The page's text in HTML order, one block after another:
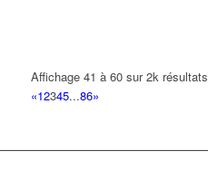
Affichage 41 à 60 sur 2k résultats
«12345...86»